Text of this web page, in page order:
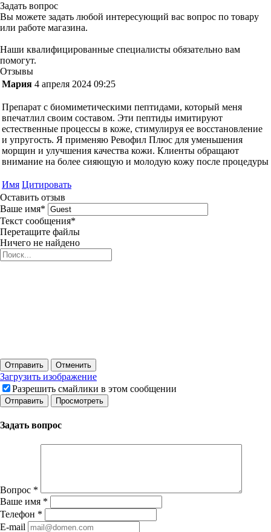
Задать вопрос
Вы можете задать любой интересующий вас вопрос по товару
или работе магазина.
Наши квалифицированные специалисты обязательно вам
помогут.
Отзывы
Мария 4 апреля 2024 09:25
Препарат с биомиметическими пептидами, который меня
впечатлил своим составом. Эти пептиды имитируют
естественные процессы в коже, стимулируя ее восстановление
и упругость. Я применяю Ревофил Плюс для уменьшения
морщин и улучшения качества кожи. Клиенты обращают
внимание на более сияющую и молодую кожу после процедуры
Имя Цитировать
Оставить отзыв
Ваше имя*
Текст сообщения*
Перетащите файлы
Ничего не найдено
Отправить Отменить
Загрузить изображение
Разрешить смайлики в этом сообщении
Задать вопрос
Вопрос *
Ваше имя *
Телефон *
E-mail